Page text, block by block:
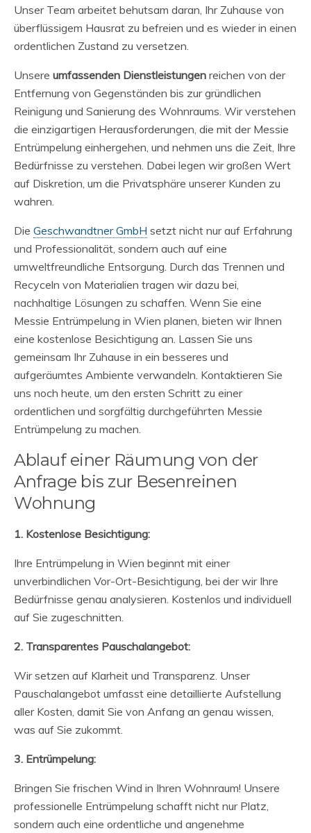
Unser Team arbeitet behutsam daran, Ihr Zuhause von
überflüssigem Hausrat zu befreien und es wieder in einen
ordentlichen Zustand zu versetzen.
Unsere umfassenden Dienstleistungen reichen von der
Entfernung von Gegenständen bis zur gründlichen
Reinigung und Sanierung des Wohnraums. Wir verstehen
die einzigartigen Herausforderungen, die mit der Messie
Entrümpelung einhergehen, und nehmen uns die Zeit, Ihre
Bedürfnisse zu verstehen. Dabei legen wir großen Wert
auf Diskretion, um die Privatsphäre unserer Kunden zu
wahren.
Die Geschwandtner GmbH setzt nicht nur auf Erfahrung
und Professionalität, sondern auch auf eine
umweltfreundliche Entsorgung. Durch das Trennen und
Recyceln von Materialien tragen wir dazu bei,
nachhaltige Lösungen zu schaffen. Wenn Sie eine
Messie Entrümpelung in Wien planen, bieten wir Ihnen
eine kostenlose Besichtigung an. Lassen Sie uns
gemeinsam Ihr Zuhause in ein besseres und
aufgeräumtes Ambiente verwandeln. Kontaktieren Sie
uns noch heute, um den ersten Schritt zu einer
ordentlichen und sorgfältig durchgeführten Messie
Entrümpelung zu machen.
Ablauf einer Räumung von der
Anfrage bis zur Besenreinen
Wohnung
1. Kostenlose Besichtigung:
Ihre Entrümpelung in Wien beginnt mit einer
unverbindlichen Vor-Ort-Besichtigung, bei der wir Ihre
Bedürfnisse genau analysieren. Kostenlos und individuell
auf Sie zugeschnitten.
2. Transparentes Pauschalangebot:
Wir setzen auf Klarheit und Transparenz. Unser
Pauschalangebot umfasst eine detaillierte Aufstellung
aller Kosten, damit Sie von Anfang an genau wissen,
was auf Sie zukommt.
3. Entrümpelung:
Bringen Sie frischen Wind in Ihren Wohnraum! Unsere
professionelle Entrümpelung schafft nicht nur Platz,
sondern auch eine ordentliche und angenehme